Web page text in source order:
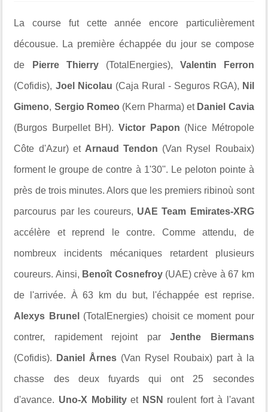
La course fut cette année encore particulièrement
décousue. La première échappée du jour se compose
de Pierre Thierry(TotalEnergies), Valentin Ferron
(Cofidis), Joel Nicolau (Caja Rural - Seguros RGA), Nil
Gimeno, Sergio Romeo (Kern Pharma) et Daniel Cavia
(Burgos Burpellet BH). Victor Papon (Nice Métropole
Côte d'Azur) et Arnaud Tendon (Van Rysel Roubaix)
forment le groupe de contre à 1'30''. Le peloton pointe à
près de trois minutes. Alors que les premiers ribinoù sont
parcourus par les coureurs, UAE Team Emirates-XRG
accélère et reprend le contre. Comme attendu, de
nombreux incidents mécaniques retardent plusieurs
coureurs. Ainsi, Benoît Cosnefroy (UAE) crève à 67 km
de l'arrivée. À 63 km du but, l'échappée est reprise.
Alexys Brunel (TotalEnergies) choisit ce moment pour
contrer, rapidement rejoint parJenthe Biermans
(Cofidis). Daniel Årnes (Van Rysel Roubaix) part à la
chasse des deux fuyards qui ont 25 secondes
d'avance. Uno-X Mobilityet NSN roulent fort à l'avant